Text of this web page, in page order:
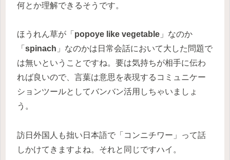
何とか理解できるそうです。
ほうれん草が「 popoye like vegetable 」なのか
「 spinach 」なのかは日常会話において大した問題で
は無いということですね。要は気持ちが相手に伝わ
れば良いので、言葉は意思を表現するコミュニケー
ションツールとしてバンバン活用しちゃいましょ
う。
訪日外国人も拙い日本語で「コンニチワー」って話
しかけてきますよね。それと同じですハイ。